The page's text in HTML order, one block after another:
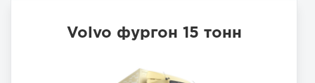
Volvo фургон 15 тонн